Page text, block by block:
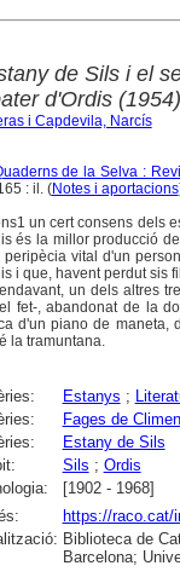
de Sils i el
d'Ordis
i Capdevila, Narcís
de la Selva :
: il. (Notes i aportacions
un cert consens dels
és la millor producció
peripècia vital d'un
i que, havent perdut sis
un dels altres
fet-, abandonat de la
d'un piano de maneta,
la tramuntana.
Estanys ;
Fages de
Estany de Sils
Sils ; Ordis
[1902 - 1968]
https://raco.cat/
Biblioteca de
Barcelona;